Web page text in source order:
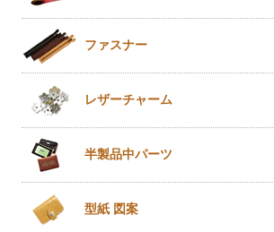
ファスナー
レザーチャーム
半製品中パーツ
型紙 図案